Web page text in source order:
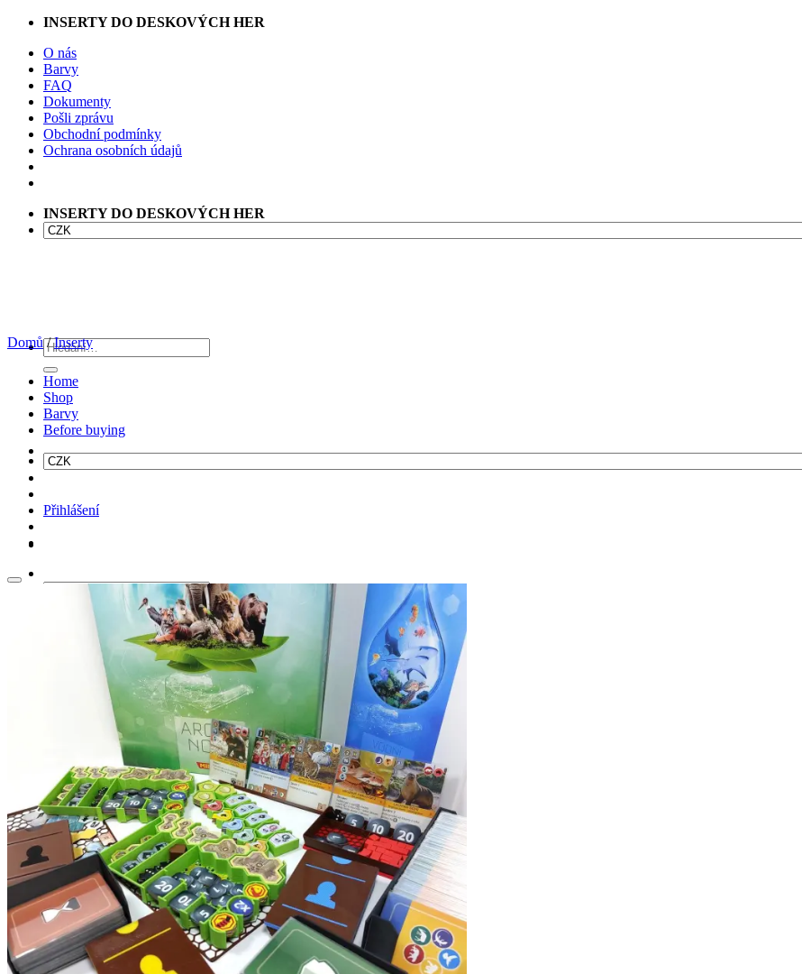
Přeskočit
obsah
INSERTY DO DESKOVÝCH HER
O nás
Barvy
FAQ
Dokumenty
Pošli zprávu
Obchodní podmínky
Ochrana osobních údajů
INSERTY DO DESKOVÝCH HER
Hledat:
Home
Shop
Barvy
Before buying
Přihlášení
Hledat:
Domů / Inserty